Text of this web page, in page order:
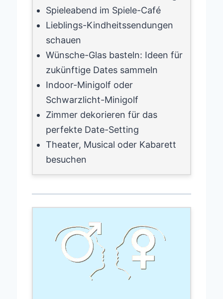
Spieleabend im Spiele-Café
Lieblings-Kindheitssendungen
schauen
Wünsche-Glas basteln: Ideen für
zukünftige Dates sammeln
Indoor-Minigolf oder
Schwarzlicht-Minigolf
Zimmer dekorieren für das
perfekte Date-Setting
Theater, Musical oder Kabarett
besuchen